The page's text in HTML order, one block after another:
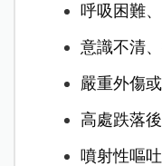
呼吸困難
意識不清
嚴重外傷
高處跌落
噴射性嘔